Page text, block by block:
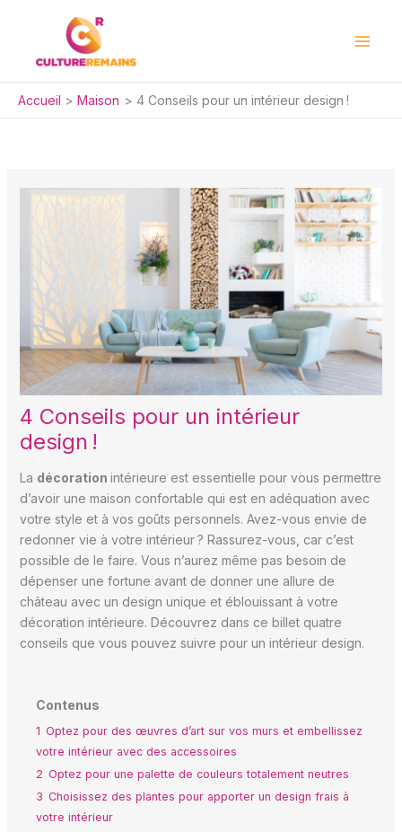
Accueil Maison 4 Conseils pour un intérieur design !
4 Conseils pour un intérieur
design !
La décoration intérieure est essentielle pour vous permettre
d’avoir une maison confortable qui est en adéquation avec
votre style et à vos goûts personnels. Avez-vous envie de
redonner vie à votre intérieur ? Rassurez-vous, car c’est
possible de le faire. Vous n’aurez même pas besoin de
dépenser une fortune avant de donner une allure de
château avec un design unique et éblouissant à votre
décoration intérieure. Découvrez dans ce billet quatre
conseils que vous pouvez suivre pour un intérieur design.
Contenus
1 Optez pour des œuvres d’art sur vos murs et embellissez
votre intérieur avec des accessoires
2 Optez pour une palette de couleurs totalement neutres
3 Choisissez des plantes pour apporter un design frais à
votre intérieur